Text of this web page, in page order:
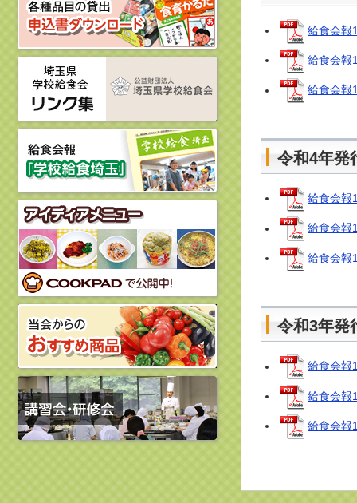
給食会報
給食会報
給食会報
令和4年発
給食会報
給食会報
給食会報
令和3年発
給食会報
給食会報
給食会報